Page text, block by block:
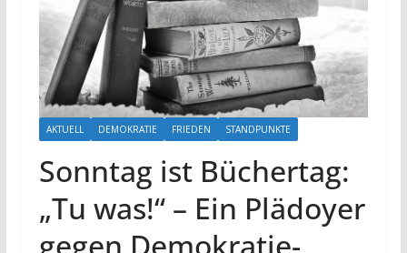
AKTUELL DEMOKRATIE FRIEDEN STANDPUNKTE
Sonntag ist Büchertag:
„Tu was!“ – Ein Plädoyer
gegen Demokratie-